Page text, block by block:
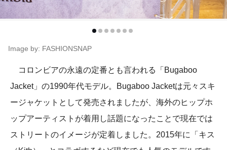
Image by: FASHIONSNAP
コロンビアの永遠の定番とも言われる「Bugaboo
Jacket」の1990年代モデル。Bugaboo Jacketは元々スキ
ージャケットとして発売されましたが、海外のヒップホ
ップアーティストが着用し話題になったことで現在では
ストリートのイメージが定着しました。2015年に「キス